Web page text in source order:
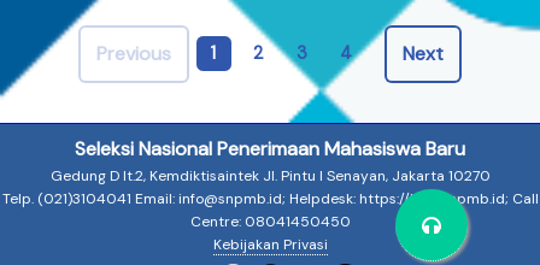
Previous 1 2 3 4 Next
Seleksi Nasional Penerimaan Mahasiswa Baru
Gedung D lt.2, Kemdiktisaintek Jl. Pintu I Senayan, Jakarta 10270
Telp. (021)3104041 Email: info@snpmb.id; Helpdesk: https://halo.snpmb.id; Call
Centre: 08041450450
Kebijakan Privasi